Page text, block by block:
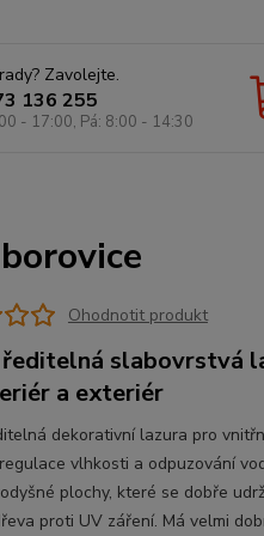
Zavolejte.
136 255
- 17:00, Pá: 8:00 - 14:30
Ohodnotit produkt
slabovrstvá
a exteriér
dekorativní lazura pro
vlhkosti a odpuzování
plochy, které se dobře
proti UV záření. Má velmi